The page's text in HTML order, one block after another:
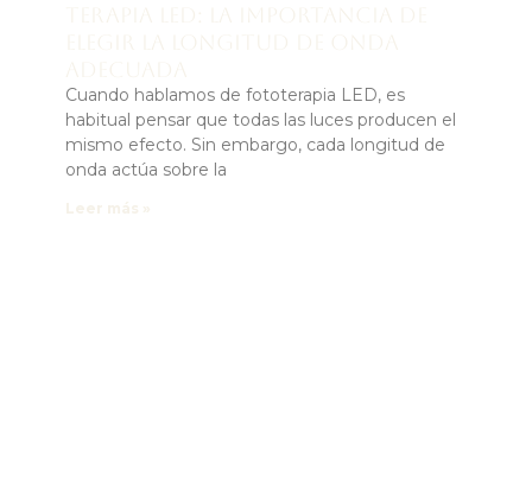
Cuando hablamos de fototerapia LED, es
habitual pensar que todas las luces producen el
mismo efecto. Sin embargo, cada longitud de
onda actúa sobre la